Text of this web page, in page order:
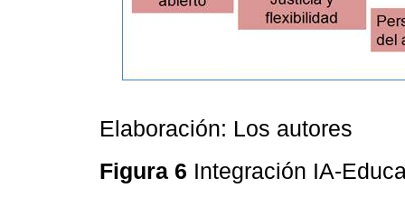
Elaboración: Los autores
Figura 6 Integración IA-